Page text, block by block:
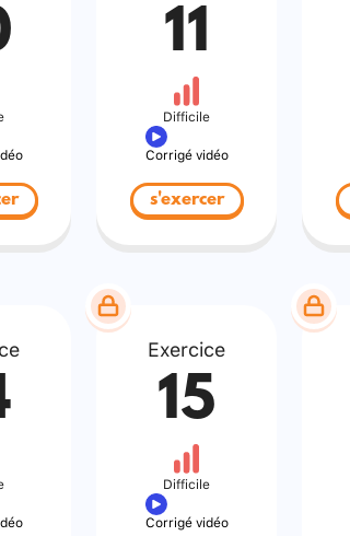
11
Difficile
Corrigé vidéo
s'exercer
Exercice
15
Difficile
Corrigé vidéo